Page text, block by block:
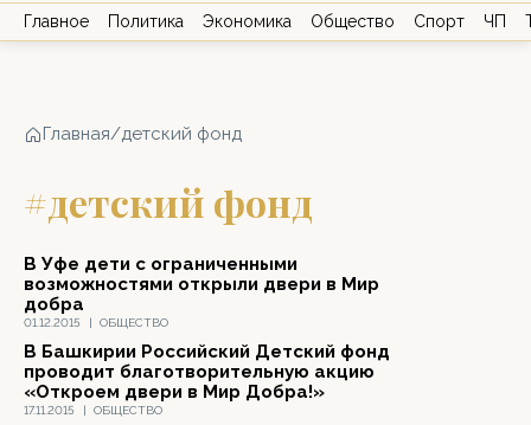
Главное Политика Экономика Общество Спорт ЧП
Главная/детский фонд
#детский фонд
01.12.2015 | ОБЩЕСТВО
В Уфе дети с ограниченными
возможностями открыли двери в Мир
добра
17.11.2015 | ОБЩЕСТВО
В Башкирии Российский Детский фонд
проводит благотворительную акцию
«Откроем двери в Мир Добра!»